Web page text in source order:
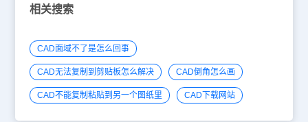
相关搜索
CAD面域不了是怎么回事
CAD无法复制到剪贴板怎么解决 CAD倒角怎么画
CAD不能复制粘贴到另一个图纸里 CAD下载网站